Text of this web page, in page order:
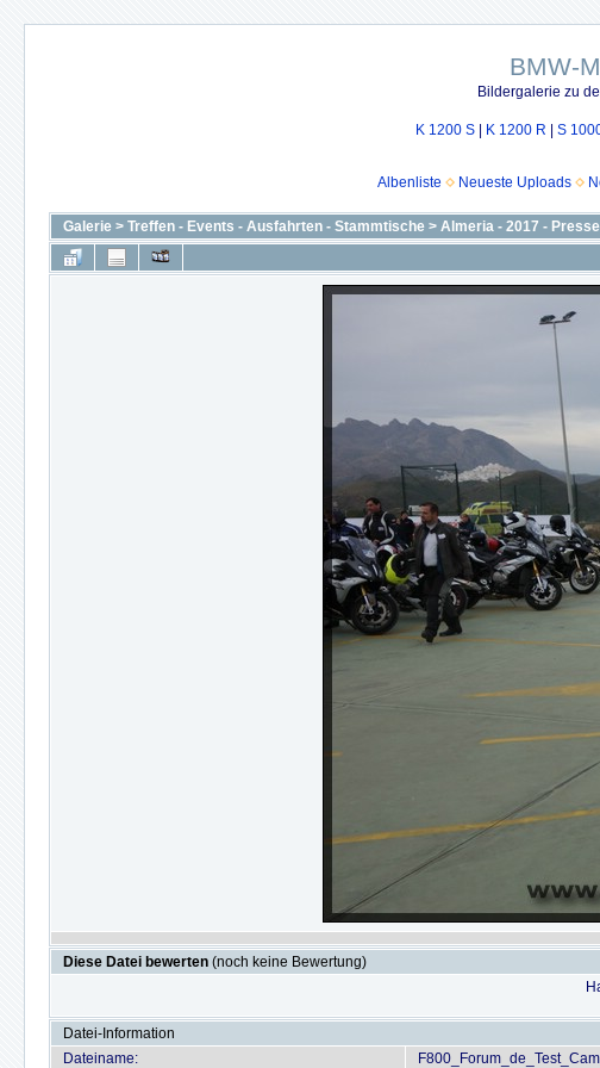
BMW-
Bildergalerie zu
K 1200 S K 1200 R S
Albenliste
Neueste Uploads
Galerie > Treffen - Events - Ausfahrten - Stammtische > Almeria - 2017 -
Diese Datei bewerten (noch keine Bewertung)
Datei-Information
Dateiname: